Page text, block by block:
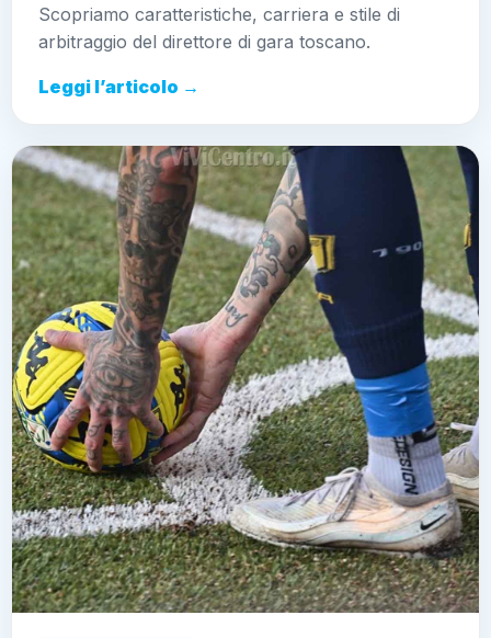
Scopriamo caratteristiche, carriera e stile di
arbitraggio del direttore di gara toscano.
Leggi l’articolo →